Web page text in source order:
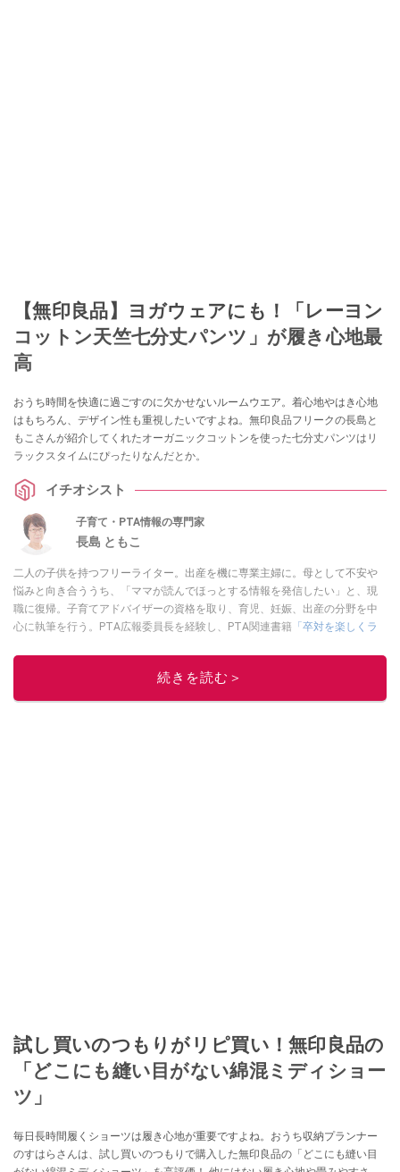
【無印良品】ヨガウェアにも！「レーヨン
コットン天竺七分丈パンツ」が履き心地最
高
おうち時間を快適に過ごすのに欠かせないルームウエア。着心地やはき心地
はもちろん、デザイン性も重視したいですよね。無印良品フリークの長島と
もこさんが紹介してくれたオーガニックコットンを使った七分丈パンツはリ
ラックスタイムにぴったりなんだとか。
イチオシスト
子育て・PTA情報の専門家
長島 ともこ
二人の子供を持つフリーライター。出産を機に専業主婦に。母として不安や
悩みと向き合ううち、「ママが読んでほっとする情報を発信したい」と、現
職に復帰。子育てアドバイザーの資格を取り、育児、妊娠、出産の分野を中
心に執筆を行う。PTA広報委員長を経験し、PTA関連書籍 「卒対を楽しくラ
このイチオシストの他の記事を読む
続きを読む＞
試し買いのつもりがリピ買い！無印良品の
「どこにも縫い目がない綿混ミディショー
ツ」
毎日長時間履くショーツは履き心地が重要ですよね。おうち収納プランナー
のすはらさんは、試し買いのつもりで購入した無印良品の「どこにも縫い目